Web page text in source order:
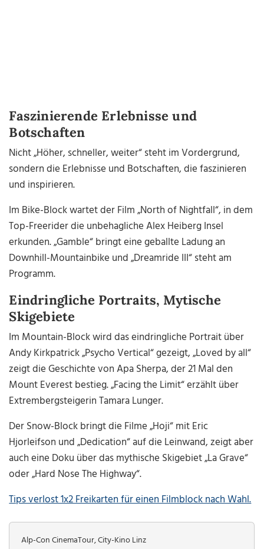
Faszinierende Erlebnisse und
Botschaften
Nicht „Höher, schneller, weiter“ steht im Vordergrund,
sondern die Erlebnisse und Botschaften, die faszinieren
und inspirieren.
Im Bike-Block wartet der Film „North of Nightfall“, in dem
Top-Freerider die unbehagliche Alex Heiberg Insel
erkunden. „Gamble“ bringt eine geballte Ladung an
Downhill-Mountainbike und „Dreamride III“ steht am
Programm.
Eindringliche Portraits, Mytische
Skigebiete
Im Mountain-Block wird das eindringliche Portrait über
Andy Kirkpatrick „Psycho Vertical“ gezeigt, „Loved by all“
zeigt die Geschichte von Apa Sherpa, der 21 Mal den
Mount Everest bestieg. „Facing the Limit“ erzählt über
Extrembergsteigerin Tamara Lunger.
Der Snow-Block bringt die Filme „Hoji“ mit Eric
Hjorleifson und „Dedication“ auf die Leinwand, zeigt aber
auch eine Doku über das mythische Skigebiet „La Grave“
oder „Hard Nose The Highway“.
Tips verlost 1x2 Freikarten für einen Filmblock nach Wahl.
Alp-Con CinemaTour, City-Kino Linz